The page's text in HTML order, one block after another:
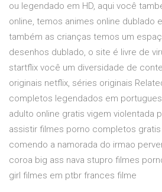
ou legendado em HD, aqui você
online, temos animes online dublado
também as crianças temos um
desenhos dublado, o site é livre de
startflix você um diversidade de
originais netflix, séries originais
completos legendados em
adulto online gratis vigem violentada
assistir filmes porno completos
comendo a namorada do irmao
coroa big ass nava stupro filmes
girl filmes em ptbr frances filme